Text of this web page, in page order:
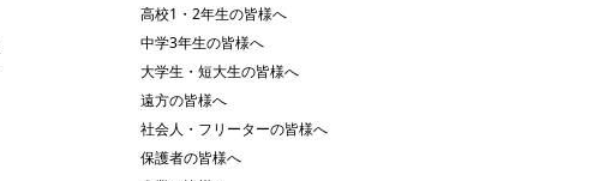
高校1・2年生の皆様へ
中学3年生の皆様へ
大学生・短大生の皆様へ
遠方の皆様へ
社会人・フリーターの皆様へ
保護者の皆様へ